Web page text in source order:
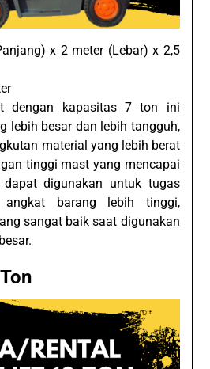
x 2 meter (Lebar) x 2,5
dengan kapasitas 7 ton ini
lebih besar dan lebih tangguh,
material yang lebih berat
tinggi mast yang mencapai
digunakan untuk tugas
angkat barang lebih tinggi,
sangat baik saat digunakan